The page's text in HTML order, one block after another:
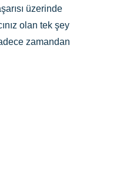
üzerinde
olan tek şey
zamandan